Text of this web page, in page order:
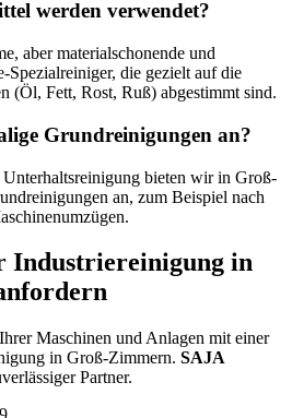
werden verwendet?
aber materialschonende und
die gezielt auf die
(Öl, Fett, Rost, Ruß) abgestimmt sind.
Grundreinigungen an?
Unterhaltsreinigung bieten wir in Groß-
an, zum Beispiel nach
Industriereinigung in
Maschinen und Anlagen mit einer
in Groß-Zimmern. SAJA
Partner.